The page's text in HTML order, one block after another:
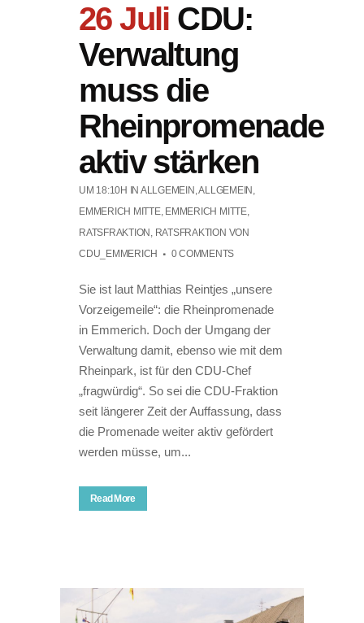
26 Juli CDU:
Verwaltung
muss die
Rheinpromenade
aktiv stärken
UM 18:10H IN ALLGEMEIN ,ALLGEMEIN ,
EMMERICH MITTE, EMMERICH MITTE,
RATSFRAKTION , RATSFRAKTION VON
CDU_EMMERICH
0 COMMENTS
Sie ist laut Matthias Reintjes „unsere
Vorzeigemeile“: die Rheinpromenade
in Emmerich. Doch der Umgang der
Verwaltung damit, ebenso wie mit dem
Rheinpark, ist für den CDU-Chef
„fragwürdig“. So sei die CDU-Fraktion
seit längerer Zeit der Auffassung, dass
die Promenade weiter aktiv gefördert
werden müsse, um...
Read More